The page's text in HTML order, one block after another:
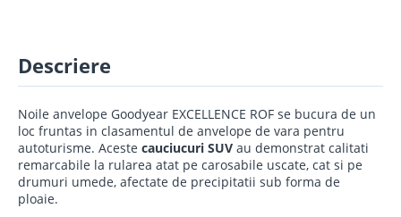
Descriere
Noile anvelope Goodyear EXCELLENCE ROF se bucura de un
loc fruntas in clasamentul de anvelope de vara pentru
autoturisme. Aceste cauciucuri SUV au demonstrat calitati
remarcabile la rularea atat pe carosabile uscate, cat si pe
drumuri umede, afectate de precipitatii sub forma de
ploaie.